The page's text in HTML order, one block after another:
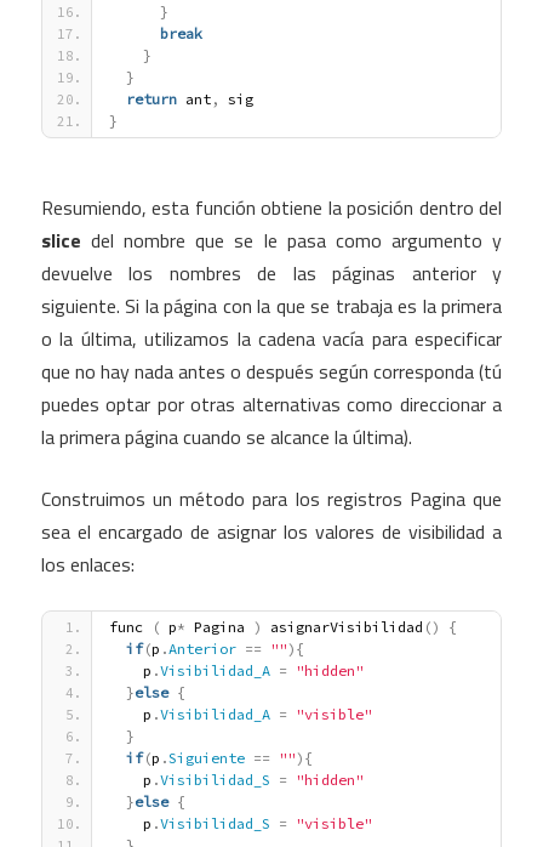
}
break
}
}
return ant , sig
}
Resumiendo, esta función obtiene la posición dentro del
slice del nombre que se le pasa como argumento y
devuelve los nombres de las páginas anterior y
siguiente. Si la página con la que se trabaja es la primera
o la última, utilizamos la cadena vacía para especificar
que no hay nada antes o después según corresponda (tú
puedes optar por otras alternativas como direccionar a
la primera página cuando se alcance la última).
Construimos un método para los registros Pagina que
sea el encargado de asignar los valores de visibilidad a
los enlaces:
func ( p* Pagina ) asignarVisibilidad ()
{
if(p .Anterior == "") {
    p
.Visibilidad_A =
"hidden"
}else {
    p
.Visibilidad_A =
"visible"
}
if(p .Siguiente == "") {
    p
.Visibilidad_S =
"hidden"
}else {
    p
.Visibilidad_S =
"visible"